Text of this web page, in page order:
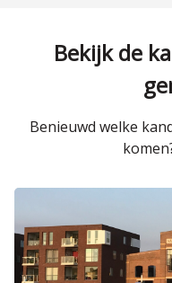
Bekijk de
Benieuwd welke